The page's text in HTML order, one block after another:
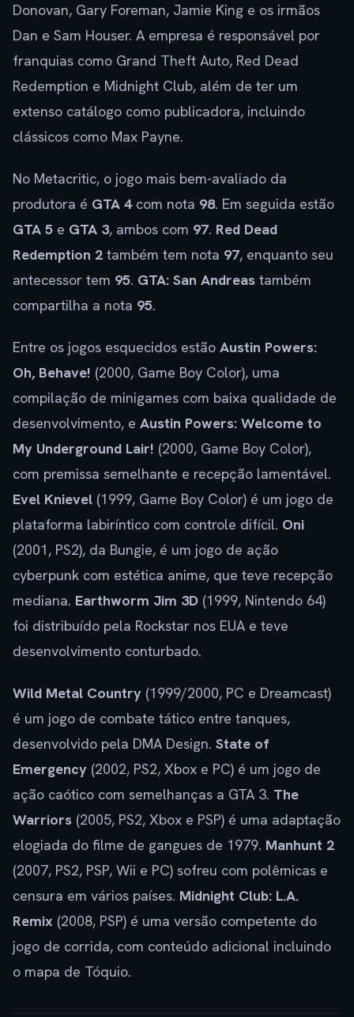
Donovan, Gary Foreman, Jamie King e os irmãos
Dan e Sam Houser. A empresa é responsável por
franquias como Grand Theft Auto, Red Dead
Redemption e Midnight Club, além de ter um
extenso catálogo como publicadora, incluindo
clássicos como Max Payne.
No Metacritic, o jogo mais bem-avaliado da
produtora é GTA 4com nota 98. Em seguida estão
GTA 5 e GTA 3, ambos com 97. Red Dead
Redemption 2 também tem nota 97, enquanto seu
antecessor tem 95. GTA: San Andreas também
compartilha a nota 95.
Entre os jogos esquecidos estão Austin Powers:
Oh, Behave! (2000, Game Boy Color), uma
compilação de minigames com baixa qualidade de
desenvolvimento, e Austin Powers: Welcome to
My Underground Lair! (2000, Game Boy Color),
com premissa semelhante e recepção lamentável.
Evel Knievel (1999, Game Boy Color) é um jogo de
plataforma labiríntico com controle difícil. Oni
(2001, PS2), da Bungie, é um jogo de ação
cyberpunk com estética anime, que teve recepção
mediana. Earthworm Jim 3D (1999, Nintendo 64)
foi distribuído pela Rockstar nos EUA e teve
desenvolvimento conturbado.
Wild Metal Country (1999/2000, PC e Dreamcast)
é um jogo de combate tático entre tanques,
desenvolvido pela DMA Design. State of
Emergency (2002, PS2, Xbox e PC) é um jogo de
ação caótico com semelhanças a GTA 3. The
Warriors (2005, PS2, Xbox e PSP) é uma adaptação
elogiada do filme de gangues de 1979. Manhunt 2
(2007, PS2, PSP, Wii e PC) sofreu com polêmicas e
censura em vários países. Midnight Club: L.A.
Remix (2008, PSP) é uma versão competente do
jogo de corrida, com conteúdo adicional incluindo
o mapa de Tóquio.